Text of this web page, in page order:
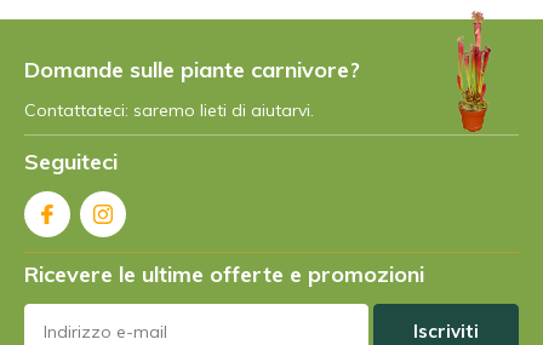
Domande sulle piante carnivore?
Contattateci: saremo lieti di aiutarvi.
Seguiteci
Ricevere le ultime offerte e promozioni
Iscriviti